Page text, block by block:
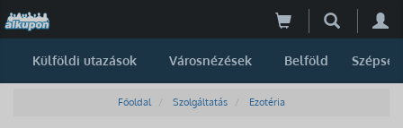
Külföldi utazások Városnézések Belföld Szépség
Főoldal Szolgáltatás Ezotéria